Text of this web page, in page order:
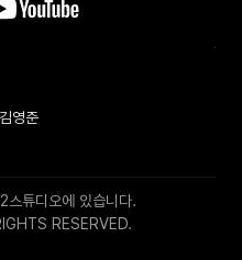
영준
RESERVED.